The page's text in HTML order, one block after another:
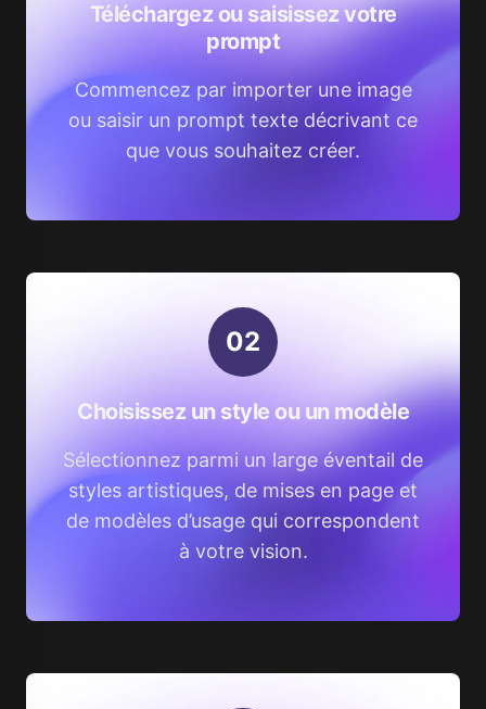
Téléchargez ou saisissez votre
prompt
Commencez par importer une image
ou saisir un prompt texte décrivant ce
que vous souhaitez créer.
02
Choisissez un style ou un modèle
Sélectionnez parmi un large éventail de
styles artistiques, de mises en page et
de modèles d’usage qui correspondent
à votre vision.